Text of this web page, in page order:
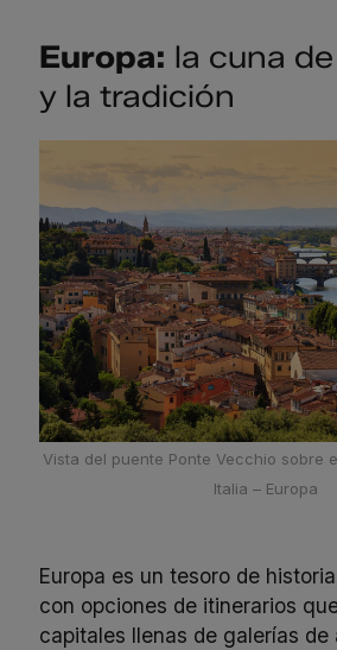
Europa: la cuna
y la tradición
Vista del puente Ponte Vecchio sobre
Italia – Europa
Europa es un tesoro de
con opciones de itinerarios
capitales llenas de galerías de